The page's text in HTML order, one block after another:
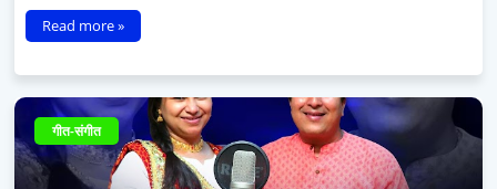
Read more »
गीत-संगीत